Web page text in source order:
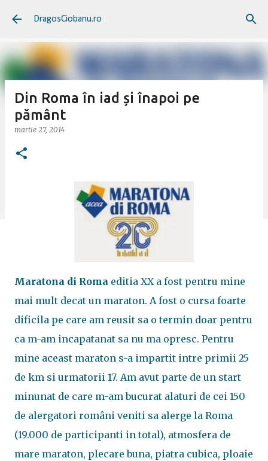
Treceți la conținutul principal
DragosCiobanu.ro
Din Roma în iad și înapoi pe
pământ
martie 27, 2014
Maratona di Roma editia XX a fost pentru mine
mai mult decat un maraton. A fost o cursa foarte
dificila pe care am reusit sa o termin doar pentru
ca m-am incapatanat sa nu ma opresc. Pentru
mine aceast maraton s-a impartit intre primii 25
de km si urmatorii 17. Am avut parte de un start
minunat de care m-am bucurat alaturi de cei 150
de alergatori români veniti sa alerge la Roma
(19.000 de participanti in total), atmosfera de
mare maraton, plecare buna, piatra cubica, ploaie